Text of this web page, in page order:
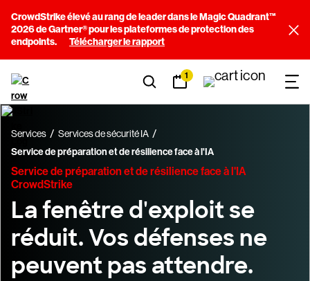
CrowdStrike élevé au rang de leader dans le Magic Quadrant™
2026 de Gartner® pour les plateformes de protection des
endpoints.
Télécharger le rapport
1
Services Services de sécurité IA
Service de préparation et de résilience face à l'IA
Service de préparation et de résilience face à l'IA
CrowdStrike
La fenêtre d'exploit se
réduit. Vos défenses ne
peuvent pas attendre.